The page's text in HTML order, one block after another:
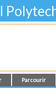
Parcourir